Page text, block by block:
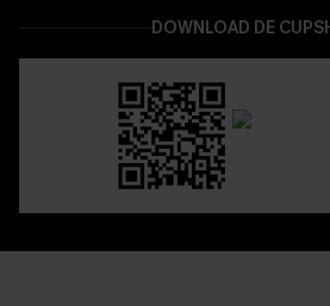
DOWNLOAD DE